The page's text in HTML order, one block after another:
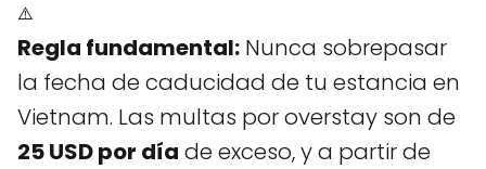
⚠️
Regla fundamental: Nunca sobrepasar
la fecha de caducidad de tu estancia en
Vietnam. Las multas por overstay son de
25 USD por día de exceso, y a partir de